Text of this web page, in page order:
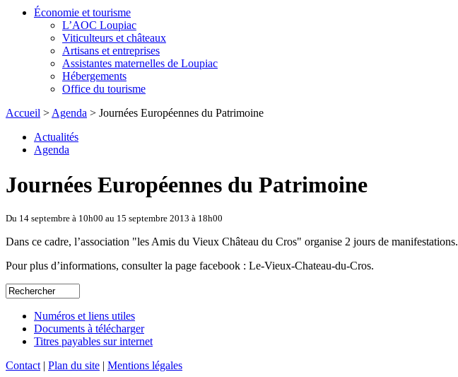
Économie et tourisme
L’AOC Loupiac
Viticulteurs et châteaux
Artisans et entreprises
Assistantes maternelles de Loupiac
Hébergements
Office du tourisme
Accueil > Agenda > Journées Européennes du Patrimoine
Actualités
Agenda
Journées Européennes du Patrimoine
Du 14 septembre à 10h00 au 15 septembre 2013 à 18h00
Dans ce cadre, l’association "les Amis du Vieux Château du Cros" organise 2 jours de manifestations.
Pour plus d’informations, consulter la page facebook : Le-Vieux-Chateau-du-Cros.
Numéros et liens utiles
Documents à télécharger
Titres payables sur internet
Contact | Plan du site | Mentions légales